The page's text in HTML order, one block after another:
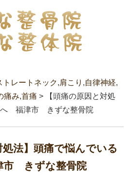
トレートネック,肩こり ,自律神経,
痛み,首痛 > 【頭痛の原因と対処
へ 福津市 きずな整骨院
処法】頭痛で悩んでいる
きずな整骨院